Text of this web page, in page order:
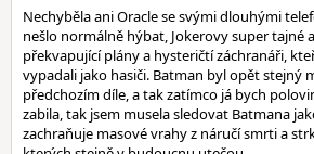
Nechyběla ani Oracle se svými dlouhými
nešlo normálně hýbat, Jokerovy super tajné
překvapující plány a hysteričtí záchranáři,
vypadali jako hasiči. Batman byl opět stejný
předchozím díle, a tak zatímco já bych
zabila, tak jsem musela sledovat Batmana
zachraňuje masové vrahy z náručí smrti a